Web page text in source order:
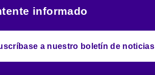
informado
a nuestro boletín de noticias